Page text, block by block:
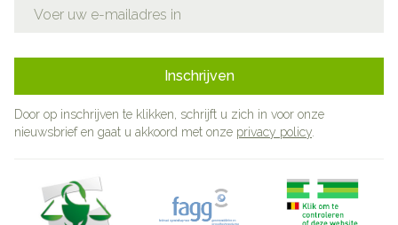
Inschrijven
Door op inschrijven te klikken, schrijft u zich in voor onze
nieuwsbrief en gaat u akkoord met onze privacy policy